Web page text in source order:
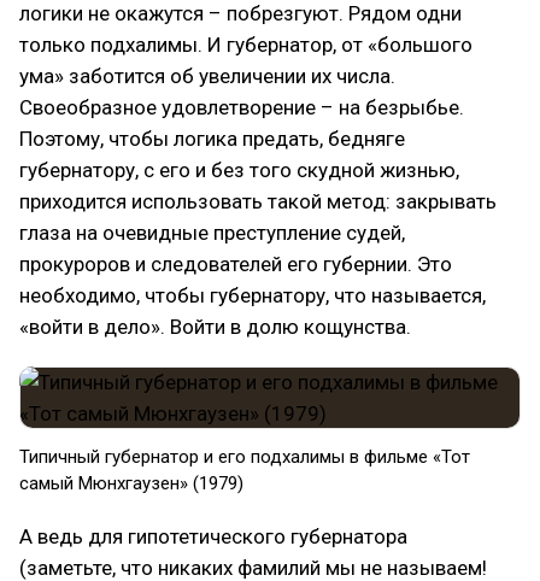
логики не окажутся – побрезгуют. Рядом одни
только подхалимы. И губернатор, от «большого
ума» заботится об увеличении их числа.
Своеобразное удовлетворение – на безрыбье.
Поэтому, чтобы логика предать, бедняге
губернатору, с его и без того скудной жизнью,
приходится использовать такой метод: закрывать
глаза на очевидные преступление судей,
прокуроров и следователей его губернии. Это
необходимо, чтобы губернатору, что называется,
«войти в дело». Войти в долю кощунства.
Типичный губернатор и его подхалимы в фильме «Тот
самый Мюнхгаузен» (1979)
А ведь для гипотетического губернатора
(заметьте, что никаких фамилий мы не называем!